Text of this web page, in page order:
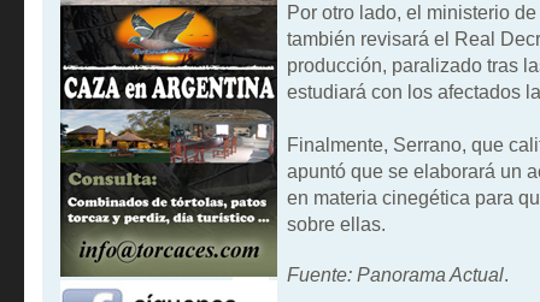
Por otro lado, el ministerio
también revisará el Real
producción, paralizado tras
estudiará con los afectados
Finalmente, Serrano, que
apuntó que se elaborará un
en materia cinegética para
sobre ellas.
Fuente: Panorama Actual.